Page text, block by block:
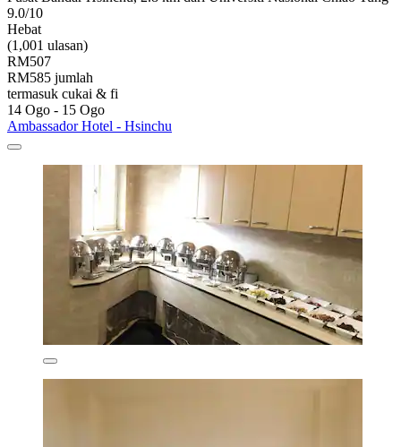
9.0/10
Hebat
(1,001 ulasan)
RM507
RM585 jumlah
termasuk cukai & fi
14 Ogo - 15 Ogo
Ambassador Hotel - Hsinchu